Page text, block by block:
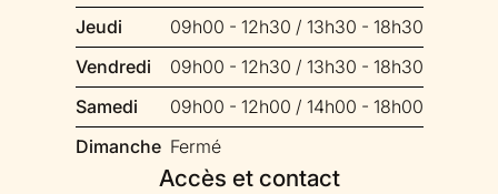
Jeudi
09h00 - 12h30 / 13h30 - 18h30
Vendredi
09h00 - 12h30 / 13h30 - 18h30
Samedi
09h00 - 12h00 / 14h00 - 18h00
Dimanche Fermé
Accès et contact